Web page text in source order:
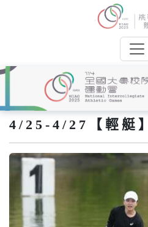
4/25-4/27【輕艇】